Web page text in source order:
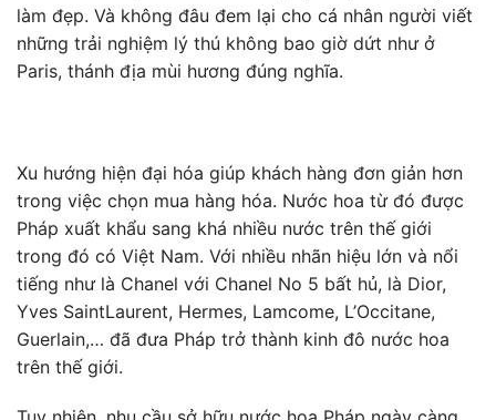
làm đẹp. Và không đâu đem lại cho cá nhân người viết
những trải nghiệm lý thú không bao giờ dứt như ở
Paris, thánh địa mùi hương đúng nghĩa.
Xu hướng hiện đại hóa giúp khách hàng đơn giản hơn
trong việc chọn mua hàng hóa. Nước hoa từ đó được
Pháp xuất khẩu sang khá nhiều nước trên thế giới
trong đó có Việt Nam. Với nhiều nhãn hiệu lớn và nổi
tiếng như là Chanel với Chanel No 5 bất hủ, là Dior,
Yves SaintLaurent, Hermes, Lamcome, L’Occitane,
Guerlain,… đã đưa Pháp trở thành kinh đô nước hoa
trên thế giới.